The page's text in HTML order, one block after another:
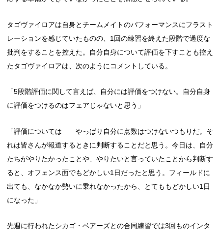
タゴヴァイロアは自身とチームメイトのパフォーマンスにフラスト
レーションを感じていたものの、1回の練習を終えた段階で過度な
批判をすることを控えた。自分自身について評価を下すことも控え
たタゴヴァイロアは、次のようにコメントしている。
「5段階評価に関して言えば、自分には評価をつけない。自分自身
に評価をつけるのはフェアじゃないと思う」
「評価については――やっぱり自分に点数はつけないつもりだ。そ
れは皆さんが報道するときに判断することだと思う。今日は、自分
たちがやりたかったことや、やりたいと言っていたことから判断す
ると、オフェンス面でもどかしい1日だったと思う。フィールドに
出ても、なかなか勢いに乗れなかったから、とてももどかしい1日
になった」
先週に行われたシカゴ・ベアーズとの合同練習では3回ものインタ